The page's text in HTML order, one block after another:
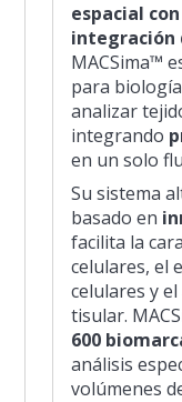
espacial
integración
MACSima™
para
analizar
integrando
en un solo
Su sistema
basado en
facilita la
celulares, el
celulares y
tisular.
600
análisis
volúmenes